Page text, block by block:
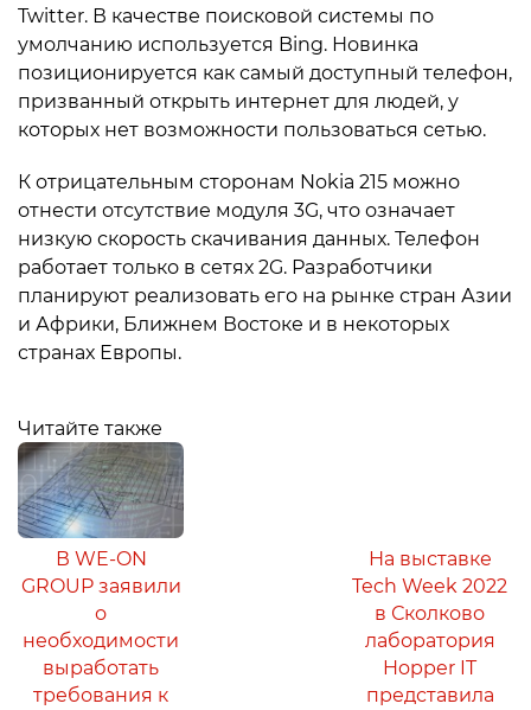
Twitter. В качестве поисковой системы по
умолчанию используется Bing. Новинка
позиционируется как самый доступный телефон,
призванный открыть интернет для людей, у
которых нет возможности пользоваться сетью.
К отрицательным сторонам Nokia 215 можно
отнести отсутствие модуля 3G, что означает
низкую скорость скачивания данных. Телефон
работает только в сетях 2G. Разработчики
планируют реализовать его на рынке стран Азии
и Африки, Ближнем Востоке и в некоторых
странах Европы.
Читайте также
В WE-ON
GROUP заявили
о
необходимости
выработать
требования к
На выставке
Tech Week 2022
в Сколково
лаборатория
Hopper IT
представила